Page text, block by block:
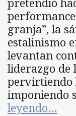
performance
granja”, la
estalinismo
levantan
liderazgo de
pervirtiendo
imponiendo
leyendo…